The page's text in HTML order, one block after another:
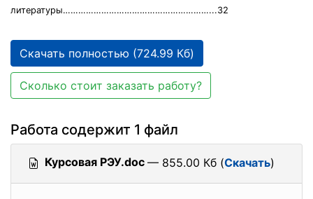
литературы…………………………………………………...32
Скачать полностью (724.99 Кб)
Сколько стоит заказать работу?
Работа содержит 1 файл
Курсовая РЭУ.doc — 855.00 Кб (Скачать)